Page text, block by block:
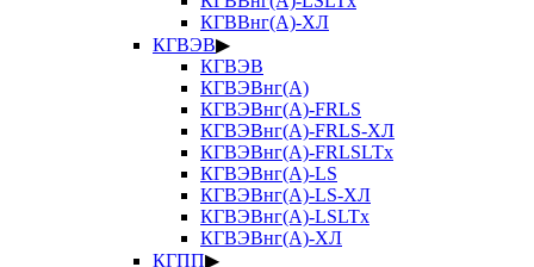
КГВВнг(А)-ХЛ
КГВЭВ▶
КГВЭВ
КГВЭВнг(А)
КГВЭВнг(А)-FRLS
КГВЭВнг(А)-FRLS-ХЛ
КГВЭВнг(А)-FRLSLTx
КГВЭВнг(А)-LS
КГВЭВнг(А)-LS-ХЛ
КГВЭВнг(А)-LSLTx
КГВЭВнг(А)-ХЛ
КГПП▶